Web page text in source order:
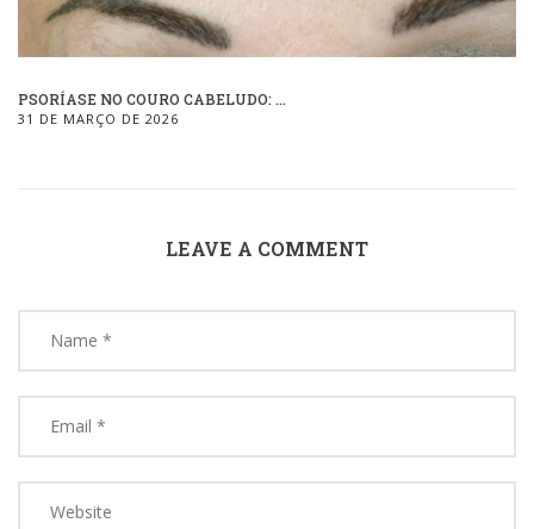
PSORÍASE NO COURO CABELUDO: ...
31 DE MARÇO DE 2026
LEAVE A COMMENT